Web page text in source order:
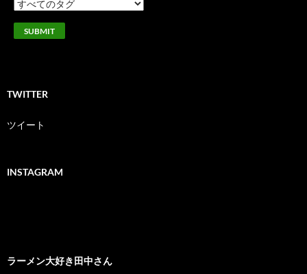
TWITTER
ツイート
INSTAGRAM
ラーメン大好き田中さん